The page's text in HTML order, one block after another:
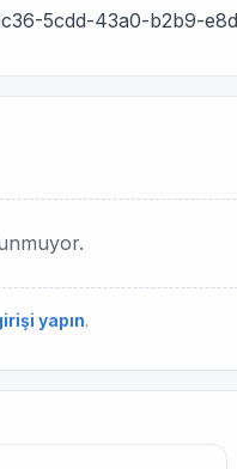
5cdd-43a0-b2b9-
yapın.